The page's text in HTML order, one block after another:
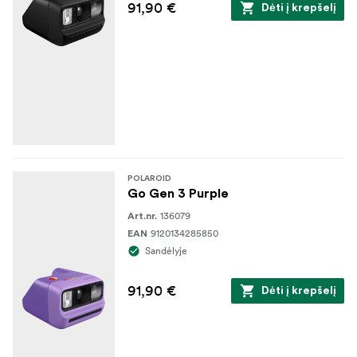
91,90 € Dėti į krepšelį
POLAROID
Go Gen 3 Purple
Art.nr. 136079
EAN 9120134285850
Sandėlyje
91,90 € Dėti į krepšelį